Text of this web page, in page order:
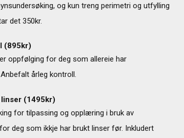
og kun treng perimetri og utfylling
det 350kr.
(895kr)
oppfølging for deg som allereie har
årleg kontroll.
(1495kr)
for tilpassing og opplæring i bruk av
deg som ikkje har brukt linser før. Inkludert